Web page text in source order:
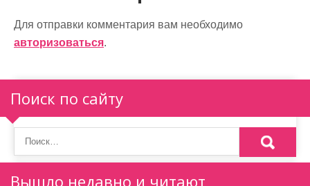
ц
и
я
п
о
з
а
Для отправки комментария вам необходимо
авторизоваться.
Поиск по сайту
Вышло недавно и читают